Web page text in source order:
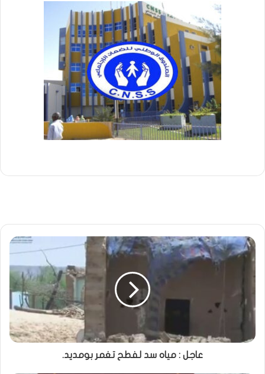
عاجل : مياه سد لفطح تغمر بومديد.